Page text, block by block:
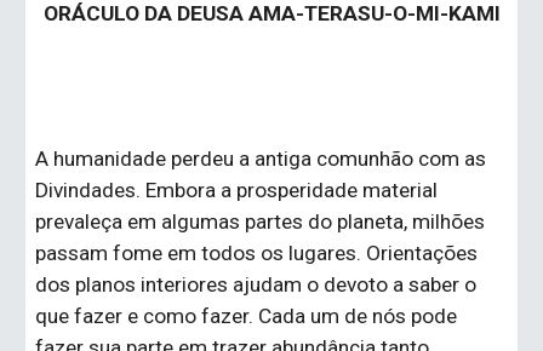
ORÁCULO DA DEUSA AMA-TERASU-O-MI-KAMI
A humanidade perdeu a antiga comunhão com as
Divindades. Embora a prosperidade material
prevaleça em algumas partes do planeta, milhões
passam fome em todos os lugares. Orientações
dos planos interiores ajudam o devoto a saber o
que fazer e como fazer. Cada um de nós pode